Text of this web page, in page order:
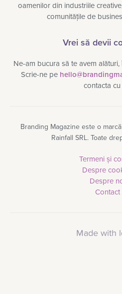
oamenilor din industriile
comunitățile de
Vrei să devii
Ne-am bucura să te avem
Scrie-ne pe
contacta
Branding Magazine este o
Rainfall SRL. Toate
Termeni și
Despre
Despre
Contact
Made with